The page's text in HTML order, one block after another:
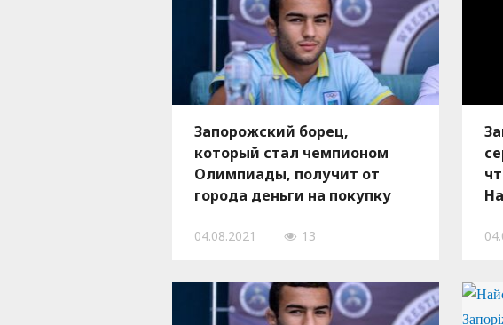
Запорожский борец,
который стал чемпионом
Олимпиады, получит от
города деньги на покупку
04.08.2021 13